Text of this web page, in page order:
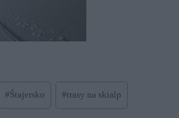
#Štajersko #trasy na skialp